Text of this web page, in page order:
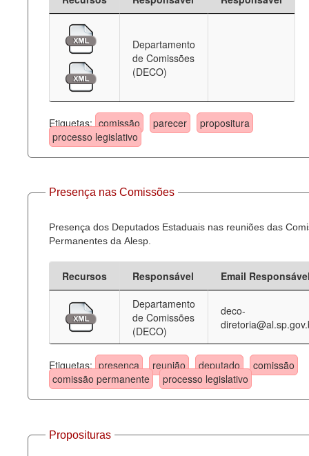
Departamento
de Comissões
(DECO)
Etiquetas: comissão parecer
propositura
processo legislativo
Presença nas Comissões
Presença dos Deputados Estaduais nas reuniões das
Permanentes da Alesp.
Recursos Responsável
Email
Departamento
de Comissões
(DECO)
deco-
Etiquetas: presença reunião deputado
comissão
comissão permanente
processo legislativo
Proposituras